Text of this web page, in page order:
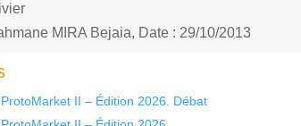
MIRA Bejaia, Date : 29/10/2013
II – Édition 2026. Débat